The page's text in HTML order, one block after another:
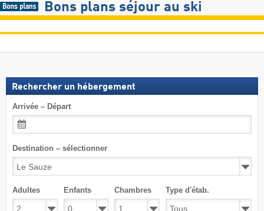
Bons plans séjour au ski
Rechercher un hébergement
Arrivée – Départ
Destination – sélectionner
Adultes Enfants Chambres Type d'étab.